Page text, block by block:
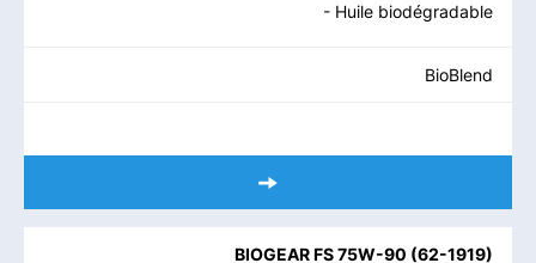
- Huile biodégradable
BioBlend
BIOGEAR FS 75W-90 (62-1919)